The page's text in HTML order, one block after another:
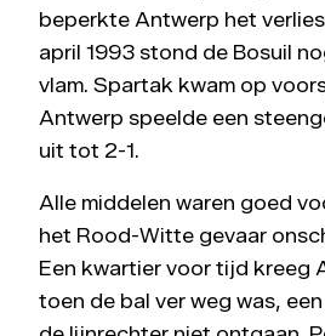
beperkte Antwerp het
april 1993 stond de Bosuil
vlam. Spartak kwam op
Antwerp speelde een
uit tot 2-1.
Alle middelen waren goed
het Rood-Witte gevaar
Een kwartier voor tijd kreeg
toen de bal ver weg was,